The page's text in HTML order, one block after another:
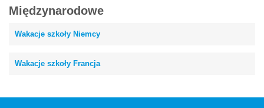
Międzynarodowe
Wakacje szkoły Niemcy
Wakacje szkoły Francja